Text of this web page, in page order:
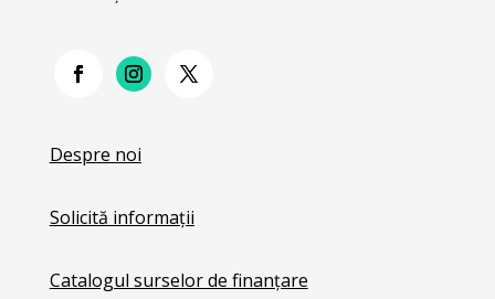
Despre noi
Solicită informații
Catalogul surselor de finanțare